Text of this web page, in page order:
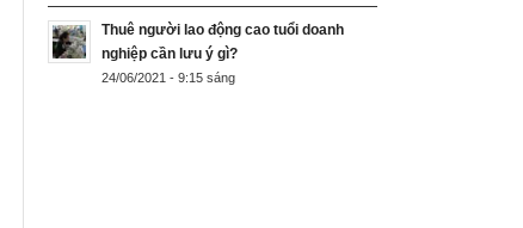
Thuê người lao động cao tuổi doanh
nghiệp cần lưu ý gì?
24/06/2021 - 9:15 sáng